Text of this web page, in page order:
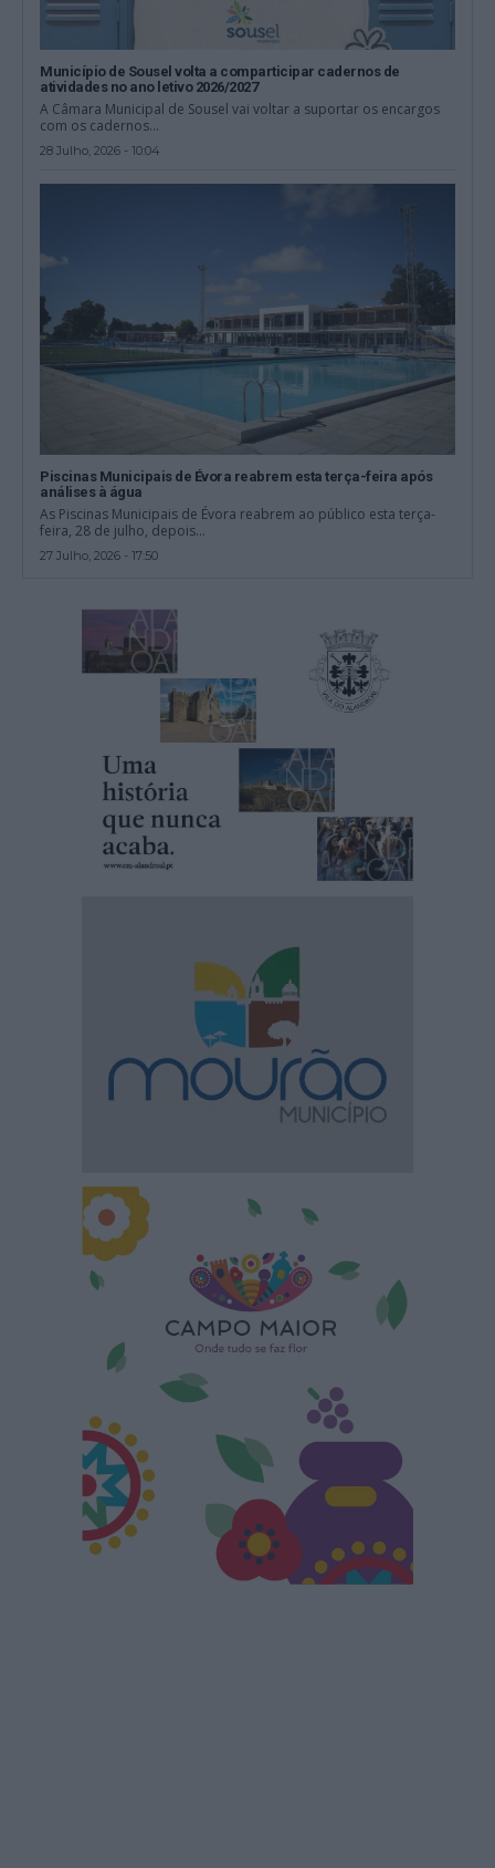
Município de Sousel volta a comparticipar cadernos de
atividades no ano letivo 2026/2027
A Câmara Municipal de Sousel vai voltar a suportar os encargos
com os cadernos...
28 Julho, 2026 - 10:04
Piscinas Municipais de Évora reabrem esta terça-feira após
análises à água
As Piscinas Municipais de Évora reabrem ao público esta terça-
feira, 28 de julho, depois...
27 Julho, 2026 - 17:50